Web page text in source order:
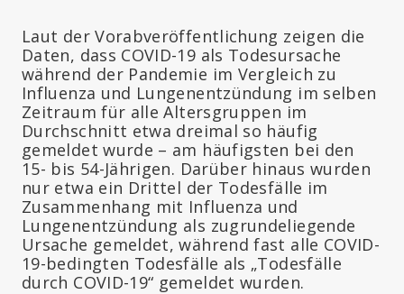
Laut der Vorabveröffentlichung zeigen die
Daten, dass COVID-19 als Todesursache
während der Pandemie im Vergleich zu
Influenza und Lungenentzündung im selben
Zeitraum für alle Altersgruppen im
Durchschnitt etwa dreimal so häufig
gemeldet wurde – am häufigsten bei den
15- bis 54-Jährigen. Darüber hinaus wurden
nur etwa ein Drittel der Todesfälle im
Zusammenhang mit Influenza und
Lungenentzündung als zugrundeliegende
Ursache gemeldet, während fast alle COVID-
19-bedingten Todesfälle als „Todesfälle
durch COVID-19“ gemeldet wurden.